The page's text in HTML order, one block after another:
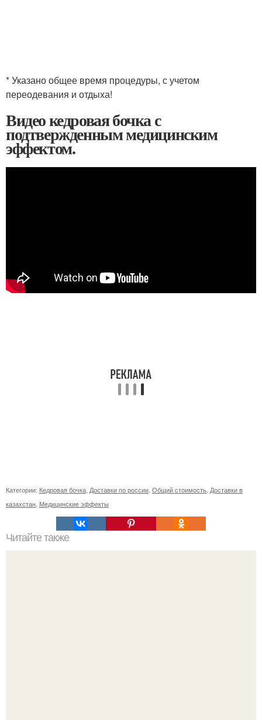
* Указано общее время процедуры, с учетом
переодевания и отдыха!
Видео кедровая бочка с
подтвержденным медицинским
эффектом.
Категории: Кедровая бочка Доставки по россии Общий стоимость Доставки в
казахстан Медицинские эффекты
Читайте также